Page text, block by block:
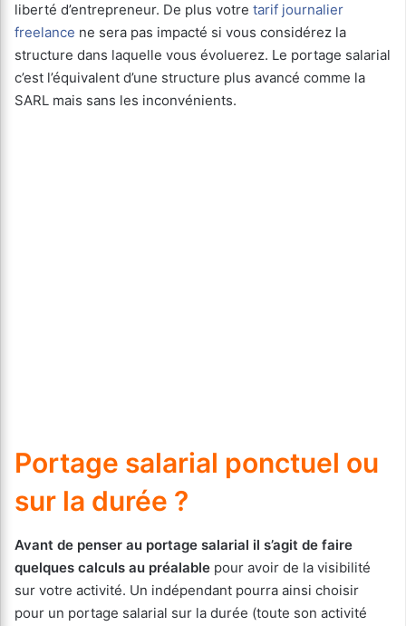
liberté d’entrepreneur. De plus votre tarif journalier
freelance ne sera pas impacté si vous considérez la
structure dans laquelle vous évoluerez. Le portage salarial
c’est l’équivalent d’une structure plus avancé comme la
SARL mais sans les inconvénients.
Portage salarial ponctuel ou
sur la durée ?
Avant de penser au portage salarial il s’agit de faire
quelques calculs au préalable pour avoir de la visibilité
sur votre activité. Un indépendant pourra ainsi choisir
pour un portage salarial sur la durée (toute son activité